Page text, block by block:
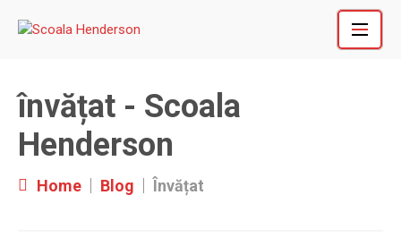
învățat - Scoala
Henderson
Home Blog Învățat